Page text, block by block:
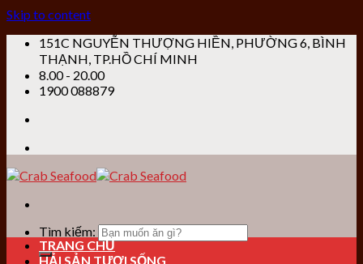
Skip to content
151C NGUYỄN THƯỢNG HIỀN, PHƯỜNG 6, BÌNH
THẠNH, TP.HỒ CHÍ MINH
8.00 - 20.00
1900 088879
Tìm kiếm:
TRANG CHỦ
HẢI SẢN TƯƠI SỐNG